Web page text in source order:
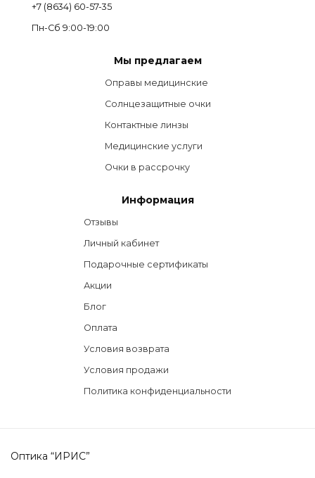
+7 (8634) 60-57-35
Пн-Сб 9:00-19:00
Мы предлагаем
Оправы медицинские
Солнцезащитные очки
Контактные линзы
Медицинские услуги
Очки в рассрочку
Информация
Отзывы
Личный кабинет
Подарочные сертификаты
Акции
Блог
Оплата
Условия возврата
Условия продажи
Политика конфиденциальности
Оптика “ИРИС”